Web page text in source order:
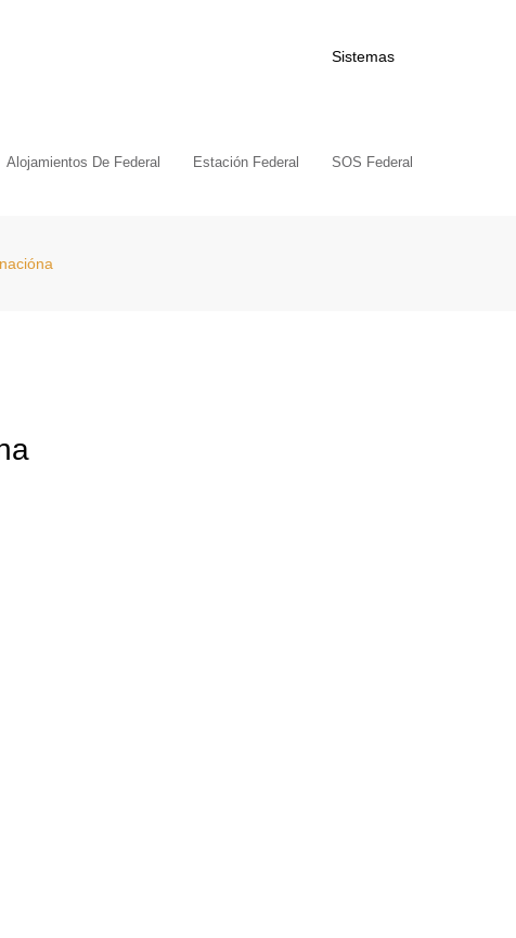
Alojamientos De Federal Estación Federal
Sistemas
SOS Federal